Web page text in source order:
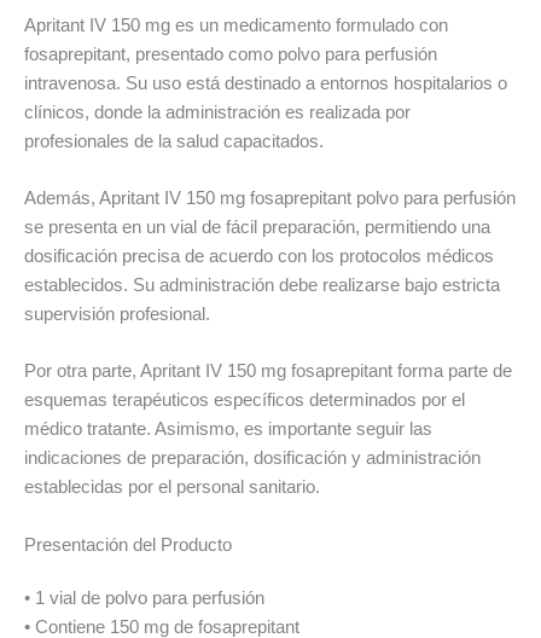
Apritant IV 150 mg es un medicamento formulado con
fosaprepitant, presentado como polvo para perfusión
intravenosa. Su uso está destinado a entornos hospitalarios o
clínicos, donde la administración es realizada por
profesionales de la salud capacitados.
Además, Apritant IV 150 mg fosaprepitant polvo para perfusión
se presenta en un vial de fácil preparación, permitiendo una
dosificación precisa de acuerdo con los protocolos médicos
establecidos. Su administración debe realizarse bajo estricta
supervisión profesional.
Por otra parte, Apritant IV 150 mg fosaprepitant forma parte de
esquemas terapéuticos específicos determinados por el
médico tratante. Asimismo, es importante seguir las
indicaciones de preparación, dosificación y administración
establecidas por el personal sanitario.
Presentación del Producto
• 1 vial de polvo para perfusión
• Contiene 150 mg de fosaprepitant